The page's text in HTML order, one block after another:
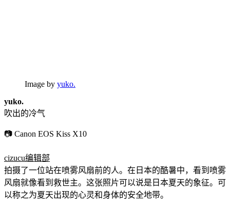
Image by yuko.
yuko.
吹出的冷气
📷 Canon EOS Kiss X10
cizucu编辑部
拍摄了一位站在喷雾风扇前的人。在日本的酷暑中，看到喷雾
风扇就像看到救世主。这张照片可以说是日本夏天的象征。可
以称之为夏天出现的心灵和身体的安全地带。